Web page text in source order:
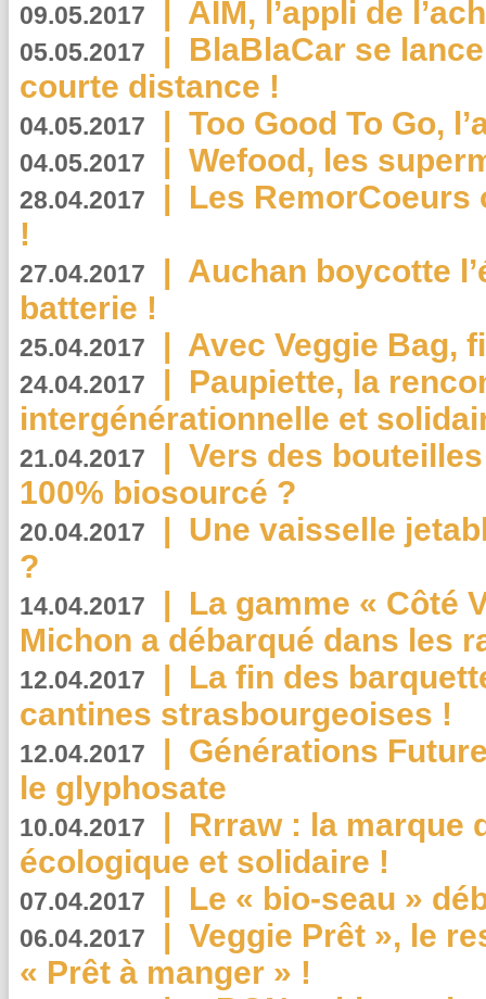
09.05.2017 | AIM, l’appli de
05.05.2017 | BlaBlaCar se
courte distance !
04.05.2017 | Too Good To Go,
04.05.2017 | Wefood, les
28.04.2017 | Les RemorCoeurs
!
27.04.2017 | Auchan boycotte
batterie !
25.04.2017 | Avec Veggie Bag,
24.04.2017 | Paupiette, la
intergénérationnelle et
21.04.2017 | Vers des
100% biosourcé ?
20.04.2017 | Une vaisselle
?
14.04.2017 | La gamme « Côté
Michon a débarqué dans les
12.04.2017 | La fin des
cantines strasbourgeoises !
12.04.2017 | Générations
le glyphosate
10.04.2017 | Rrraw : la marque
écologique et solidaire !
07.04.2017 | Le « bio-seau »
06.04.2017 | Veggie Prêt », le
« Prêt à manger » !